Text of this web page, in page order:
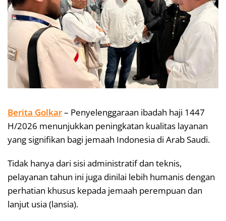
Berita Golkar– Penyelenggaraan ibadah haji 1447
H/2026 menunjukkan peningkatan kualitas layanan
yang signifikan bagi jemaah Indonesia di Arab Saudi.
Tidak hanya dari sisi administratif dan teknis,
pelayanan tahun ini juga dinilai lebih humanis dengan
perhatian khusus kepada jemaah perempuan dan
lanjut usia (lansia).